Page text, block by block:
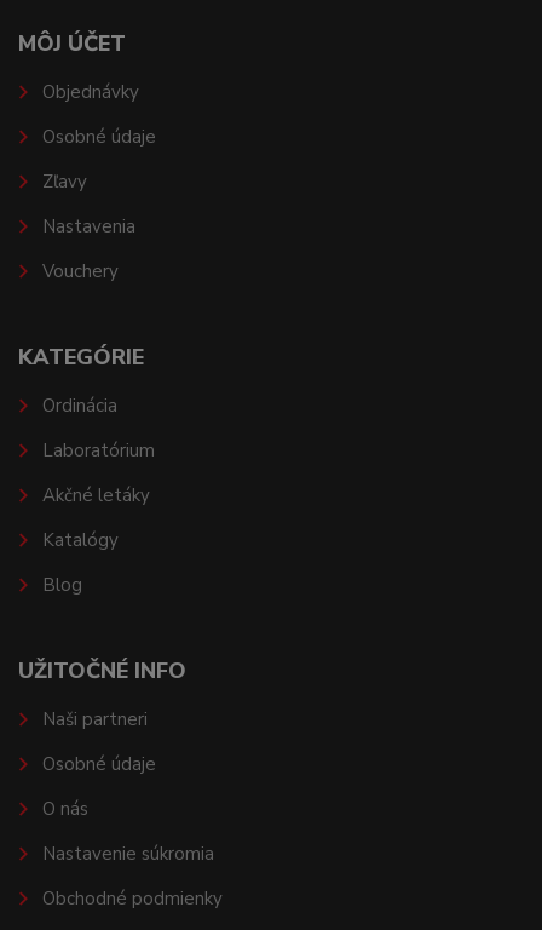
MÔJ ÚČET
Objednávky
Osobné údaje
Zľavy
Nastavenia
Vouchery
KATEGÓRIE
Ordinácia
Laboratórium
Akčné letáky
Katalógy
Blog
UŽITOČNÉ INFO
Naši partneri
Osobné údaje
O nás
Nastavenie súkromia
Obchodné podmienky